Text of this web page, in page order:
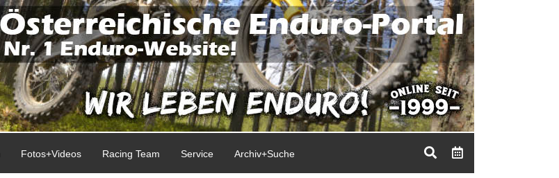
Fotos+Videos Racing Team Service Archiv+Suche